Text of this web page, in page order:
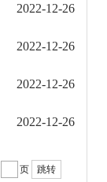
2022-12-26
2022-12-26
2022-12-26
2022-12-26
页 跳转